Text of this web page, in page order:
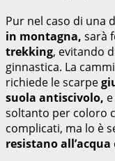
Pur nel caso di una
in montagna, sarà
trekking, evitando
ginnastica. La
richiede le scarpe
suola antiscivolo,
soltanto per coloro
complicati, ma lo è
resistano all’acqua